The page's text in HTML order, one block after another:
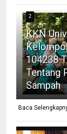
2
KKN
104238
Tentang
Sampah
Baca